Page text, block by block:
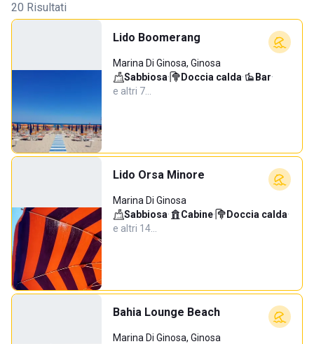
20 Risultati
Lido Boomerang
Marina Di Ginosa, Ginosa
Sabbiosa· Doccia calda· Bar·
e altri 7…
Lido Orsa Minore
Marina Di Ginosa
Sabbiosa· Cabine· Doccia calda·
e altri 14…
Bahia Lounge Beach
Marina Di Ginosa, Ginosa